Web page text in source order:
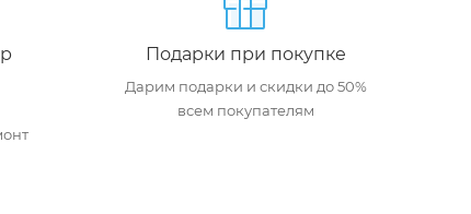
Подарки при покупке
Дарим подарки и скидки до 50%
всем покупателям